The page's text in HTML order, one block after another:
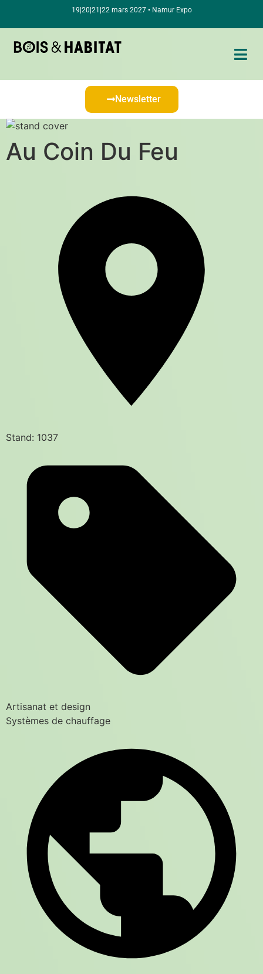
19|20|21|22 mars 2027 • Namur Expo
Newsletter
Au Coin Du Feu
Stand: 1037
Artisanat et design
Systèmes de chauffage